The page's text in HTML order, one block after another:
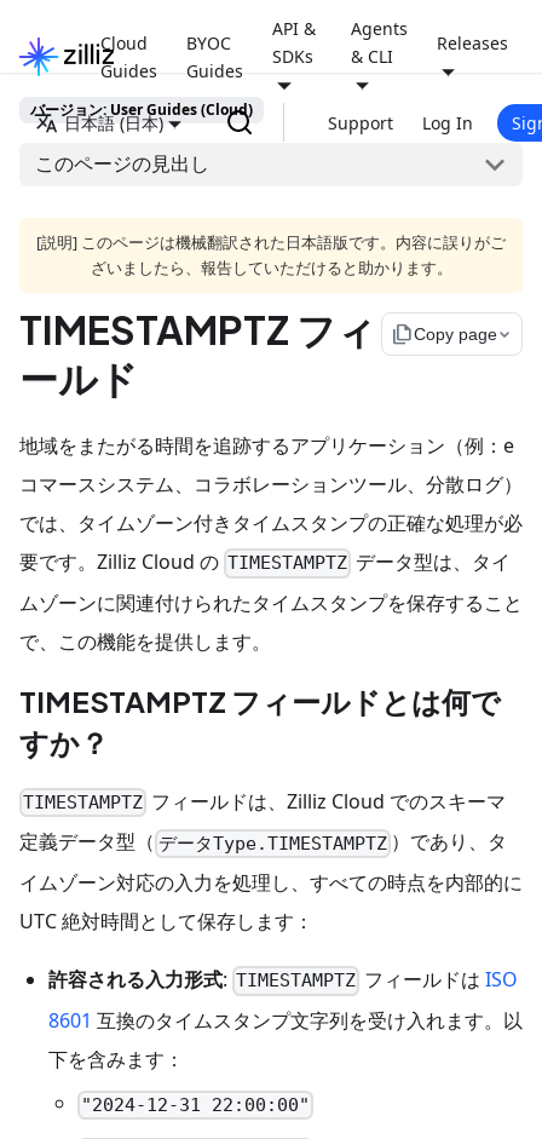
Cloud
Guides
BYOC
Guides
API &
SDKs
Agents
& CLI
Releases
日本語 (日本) Support Log In
バージョン: User Guides (Cloud)
このページの見出し
[説明] このページは機械翻訳された日本語版です。内容に誤りがご
ざいましたら、報告していただけると助かります。
TIMESTAMPTZ フィ
ールド
file_copyCopy page
地域をまたがる時間を追跡するアプリケーション（例：e
コマースシステム、コラボレーションツール、分散ログ）
では、タイムゾーン付きタイムスタンプの正確な処理が必
要です。Zilliz Cloud の TIMESTAMPTZ データ型は、タイ
ムゾーンに関連付けられたタイムスタンプを保存すること
で、この機能を提供します。
TIMESTAMPTZ フィールドとは何で
すか？
TIMESTAMPTZ フィールドは、Zilliz Cloud でのスキーマ
定義データ型（ データType.TIMESTAMPTZ ）であり、タ
イムゾーン対応の入力を処理し、すべての時点を内部的に
UTC 絶対時間として保存します：
許容される入力形式: TIMESTAMPTZ フィールドはISO
8601 互換のタイムスタンプ文字列を受け入れます。以
下を含みます：
"2024-12-31 22:00:00"